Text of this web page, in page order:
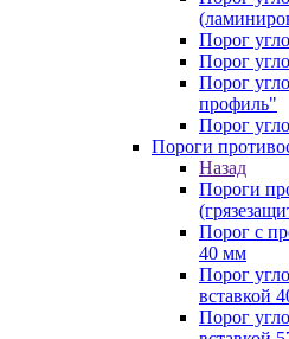
Порог
Порог
Порог
профиль"
Порог
Пороги
Назад
Пороги
Порог с
40 мм
Порог
вставкой
Порог